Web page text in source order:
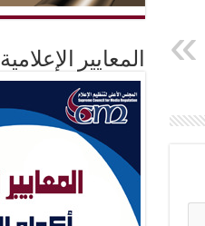
المعايير الإعلامية